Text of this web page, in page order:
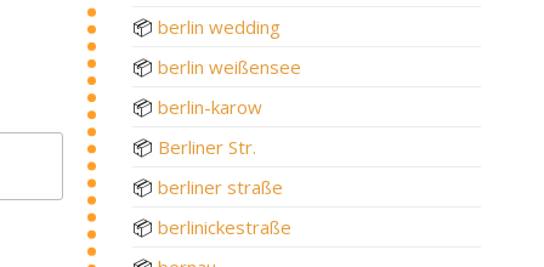
📦 berlin wedding
📦 berlin weißensee
📦 berlin-karow
📦 Berliner Str.
📦 berliner straße
📦 berlinickestraße